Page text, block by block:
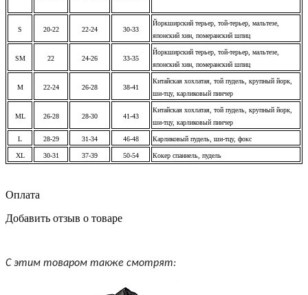
S 20-22 22-24 30-33
Йоркширский терьер, той-терьер, мальтезе,
японский хин, померанский шпиц
SM 22 24-26 33-35
Йоркширский терьер, той-терьер, мальтезе,
японский хин, померанский шпиц
M 22-24 26-28 38-41
Китайская хохлатая, той пудель, крупный йорк,
ши-тцу, карликовый пинчер
ML 26-28 28-30 41-43
Китайская хохлатая, той пудель, крупный йорк,
ши-тцу, карликовый пинчер
L 28-29 31-34 46-48 Карликовый пудель, ши-тцу, фокс
XL 30-31 37-39 50-54 Кокер спаниель, пудель
Оплата
Добавить отзыв о товаре
С этим товаром также смотрят: